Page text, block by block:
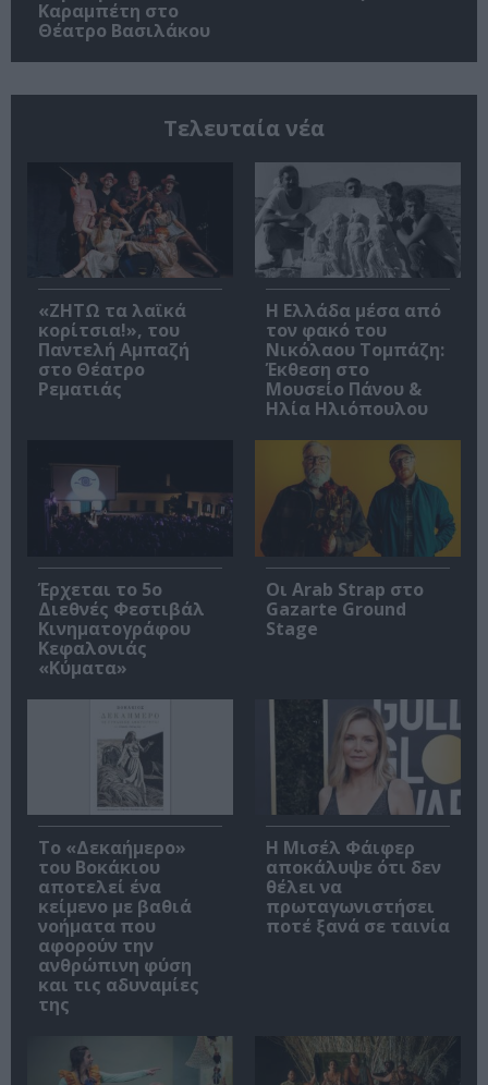
Καραμπέτη στο
Θέατρο Βασιλάκου
Τελευταία νέα
«ΖΗΤΩ τα λαϊκά
κορίτσια!», του
Παντελή Αμπαζή
στο Θέατρο
Ρεματιάς
Η Ελλάδα μέσα από
τον φακό του
Νικόλαου Τομπάζη:
Έκθεση στο
Μουσείο Πάνου &
Ηλία Ηλιόπουλου
Έρχεται το 5ο
Διεθνές Φεστιβάλ
Κινηματογράφου
Κεφαλονιάς
«Κύματα»
Οι Arab Strap στο
Gazarte Ground
Stage
Το «Δεκαήμερο»
του Βοκάκιου
αποτελεί ένα
κείμενο με βαθιά
νοήματα που
αφορούν την
ανθρώπινη φύση
και τις αδυναμίες
της
Η Μισέλ Φάιφερ
αποκάλυψε ότι δεν
θέλει να
πρωταγωνιστήσει
ποτέ ξανά σε ταινία